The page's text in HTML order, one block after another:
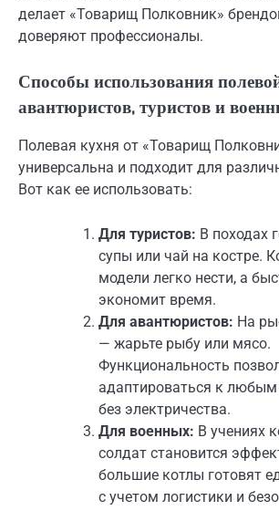
делает «Товарищ Полковник»
доверяют профессионалы.
Способы использования
авантюристов, туристов и
Полевая кухня от «Товарищ
универсальна и подходит для
Вот как ее использовать:
Для туристов: В походах
супы или чай на костре.
модели легко нести, а
экономит время.
Для авантюристов: На
— жарьте рыбу или мясо.
Функциональность
адаптироваться к
без электричества.
Для военных: В учениях
солдат становится
большие котлы готовят
с учетом логистики и